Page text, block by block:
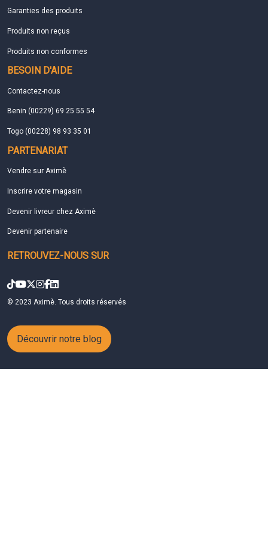
Garanties des produits
Produits non reçus
Produits non conformes
BESOIN D'AIDE
Contactez-nous
Benin (00229) 69 25 55 54
Togo (00228) 98 93 35 01
PARTENARIAT
Vendre sur Aximè
Inscrire votre magasin
Devenir livreur chez Aximè
Devenir partenaire
RETROUVEZ-NOUS SUR
© 2023 Aximè. Tous droits réservés
Découvrir notre blog